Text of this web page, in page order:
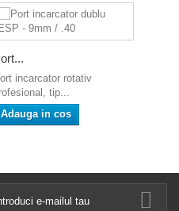
incarcator rotativ
tip...
Adauga in cos